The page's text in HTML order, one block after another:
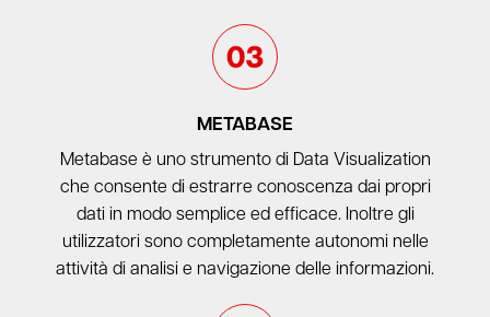
METABASE
Metabase è uno strumento di Data Visualization
che consente di estrarre conoscenza dai propri
dati in modo semplice ed efficace. Inoltre gli
utilizzatori sono completamente autonomi nelle
attività di analisi e navigazione delle informazioni.